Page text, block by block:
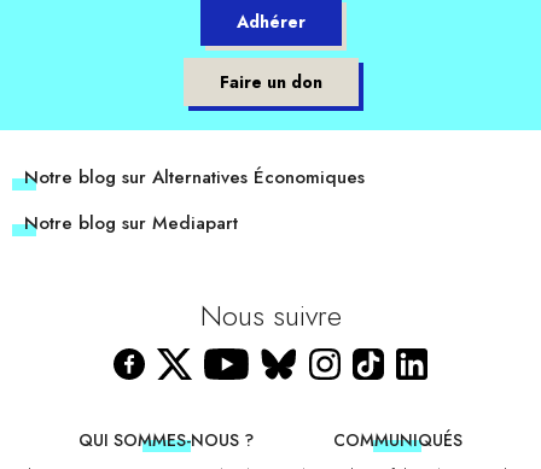
Adhérer
Faire un don
Notre blog sur Alternatives Économiques
Notre blog sur Mediapart
Nous suivre
QUI SOMMES-NOUS ?
COMMUNIQUÉS